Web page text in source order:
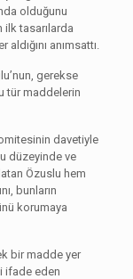
olduğunu
ilk tasarılarda
anımsattı.
gerekse
tür maddelerin
davetiyle
düzeyinde ve
Özuslu hem
bunların
korumaya
bir madde yer
ifade eden